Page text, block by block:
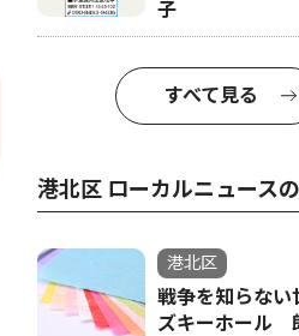
子
すべて見る
港北区 ローカルニュース
港北区
戦争を知らな
ズキーホール